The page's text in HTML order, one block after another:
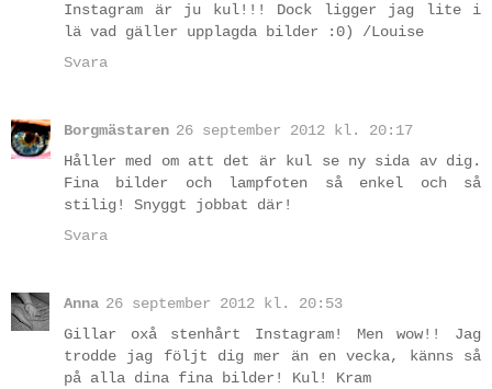
Instagram är ju kul!!! Dock ligger jag lite i
lä vad gäller upplagda bilder :0) /Louise
Svara
Borgmästaren 26 september 2012 kl. 20:17
Håller med om att det är kul se ny sida av dig.
Fina bilder och lampfoten så enkel och så
stilig! Snyggt jobbat där!
Svara
Anna 26 september 2012 kl. 20:53
Gillar oxå stenhårt Instagram! Men wow!! Jag
trodde jag följt dig mer än en vecka, känns så
på alla dina fina bilder! Kul! Kram